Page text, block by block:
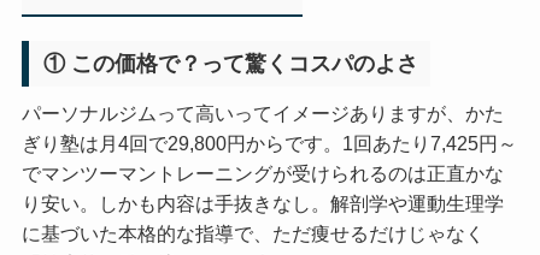
① この価格で？って驚くコスパのよさ
パーソナルジムって高いってイメージありますが、かた
ぎり塾は月4回で29,800円からです。1回あたり7,425円～
でマンツーマントレーニングが受けられるのは正直かな
り安い。しかも内容は手抜きなし。解剖学や運動生理学
に基づいた本格的な指導で、ただ痩せるだけじゃなく